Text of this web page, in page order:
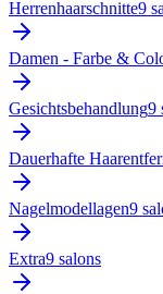
Herrenhaarschnitte9
Damen - Farbe &
Gesichtsbehandlung9
Dauerhafte
Nagelmodellagen9
Extra9 salons